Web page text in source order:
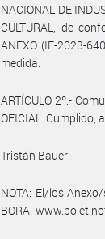
NACIONAL DE
CULTURAL, de
ANEXO (IF-2023-
medida.
ARTÍCULO 2º.-
OFICIAL. Cumplido,
Tristán Bauer
NOTA: El/los
BORA -